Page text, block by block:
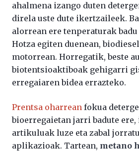
ahalmena izango duten
direla uste dute ikertzaileek.
alorrean ere tenperaturak
Hotza egiten duenean,
motorrean. Horregatik, beste
biotentsioaktiboak gehigarri
erregaiaren bidea errazteko.
Prentsa oharrean fokua
bioerregaietan jarri badute
artikuluak luze eta zabal
aplikazioak. Tartean, metano